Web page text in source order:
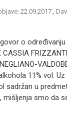
22.09.2017.,
o
CASSIA
11% vol.
sadržan u
mišljenja smo da